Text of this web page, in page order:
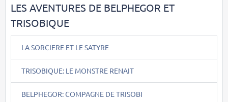
LES AVENTURES DE BELPHEGOR ET
TRISOBIQUE
LA SORCIERE ET LE SATYRE
TRISOBIQUE: LE MONSTRE RENAIT
BELPHEGOR: COMPAGNE DE TRISOBI